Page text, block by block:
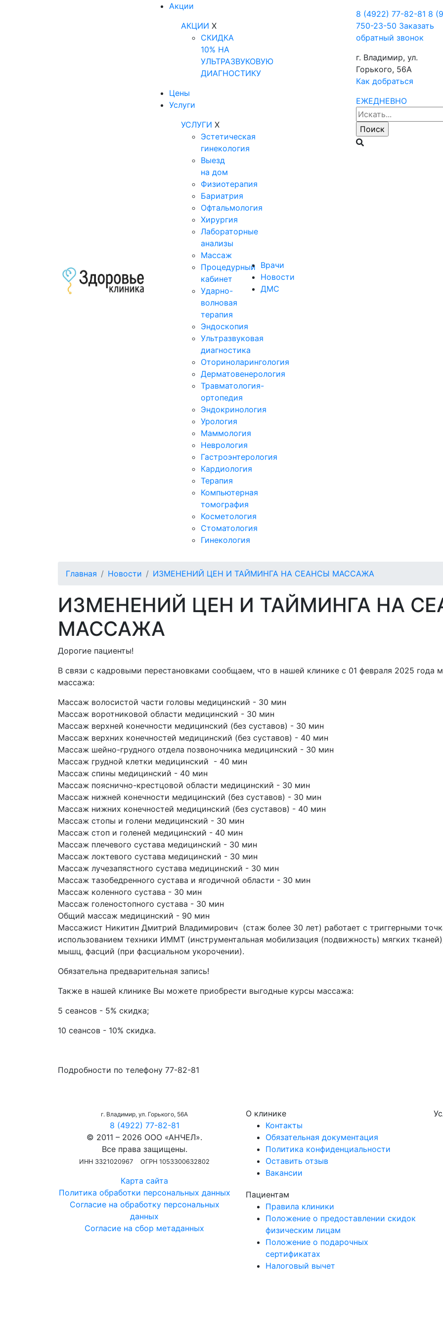
Акции
АКЦИИ X
СКИДКА
10% НА
УЛЬТРАЗВУКОВУЮ
ДИАГНОСТИКУ
Цены
Услуги
УСЛУГИ X
Эстетическая
гинекология
Выезд
на дом
Физиотерапия
Бариатрия
Офтальмология
Хирургия
Лабораторные
анализы
Массаж
Процедурный
кабинет
Ударно-
волновая
терапия
Эндоскопия
Ультразвуковая
диагностика
Оториноларингология
Дерматовенерология
Травматология-
ортопедия
Эндокринология
Урология
Маммология
Неврология
Гастроэнтерология
Кардиология
Терапия
Компьютерная
томография
Косметология
Стоматология
Гинекология
Врачи
Новости
ДМС
8 (4922) 77-82-81 8
750-23-50 Заказать
обратный звонок
г. Владимир, ул.
Горького, 56А
Как добраться
ЕЖЕДНЕВНО
Главная Новости ИЗМЕНЕНИЙ ЦЕН И ТАЙМИНГА НА СЕАНСЫ МАССАЖА
ИЗМЕНЕНИЙ ЦЕН И ТАЙМИНГА НА
МАССАЖА
Дорогие пациенты!
В связи с кадровыми перестановками сообщаем, что в нашей клинике с 01 февраля 2025 года
массажа:
Массаж волосистой части головы медицинский - 30 мин
Массаж воротниковой области медицинский - 30 мин
Массаж верхней конечности медицинский (без суставов) - 30 мин
Массаж верхних конечностей медицинский (без суставов) - 40 мин
Массаж шейно-грудного отдела позвоночника медицинский - 30 мин
Массаж грудной клетки медицинский - 40 мин
Массаж спины медицинский - 40 мин
Массаж пояснично-крестцовой области медицинский - 30 мин
Массаж нижней конечности медицинский (без суставов) - 30 мин
Массаж нижних конечностей медицинский (без суставов) - 40 мин
Массаж стопы и голени медицинский - 30 мин
Массаж стоп и голеней медицинский - 40 мин
Массаж плечевого сустава медицинский - 30 мин
Массаж локтевого сустава медицинский - 30 мин
Массаж лучезапястного сустава медицинский - 30 мин
Массаж тазобедренного сустава и ягодичной области - 30 мин
Массаж коленного сустава - 30 мин
Массаж голеностопного сустава - 30 мин
Общий массаж медицинский - 90 мин
Массажист Никитин Дмитрий Владимирович (стаж более 30 лет) работает с триггерными
использованием техники ИММТ (инструментальная мобилизация (подвижность) мягких
мышц, фасций (при фасциальном укорочении).
Обязательна предварительная запись!
Также в нашей клинике Вы можете приобрести выгодные курсы массажа:
5 сеансов - 5% скидка;
10 сеансов - 10% скидка.
Подробности по телефону 77-82-81
г. Владимир, ул. Горького, 56А
8 (4922) 77-82-81
© 2011 – 2026 ООО «АНЧЕЛ».
Все права защищены.
ИНН 3321020967 ОГРН 1053300632802
Карта сайта
Политика обработки персональных данных
Согласие на обработку персональных
данных
Согласие на сбор метаданных
О клинике
Контакты
Обязательная документация
Политика конфиденциальности
Оставить отзыв
Вакансии
Пациентам
Правила клиники
Положение о предоставлении скидок
физическим лицам
Положение о подарочных
сертификатах
Налоговый вычет